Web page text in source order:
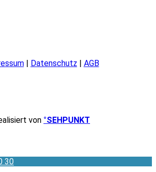
| Datenschutz | AGB
von °SEHPUNKT
30